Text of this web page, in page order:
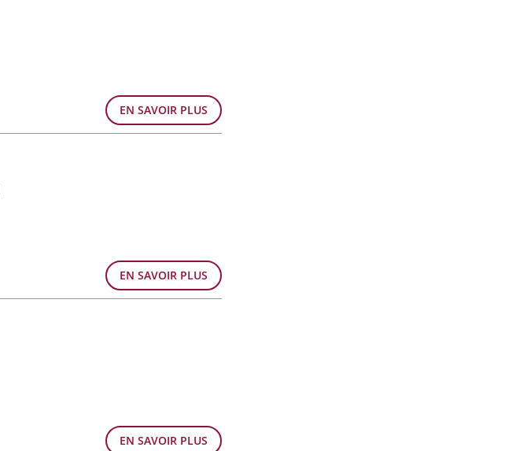
EN SAVOIR PLUS
EN SAVOIR PLUS
EN SAVOIR PLUS